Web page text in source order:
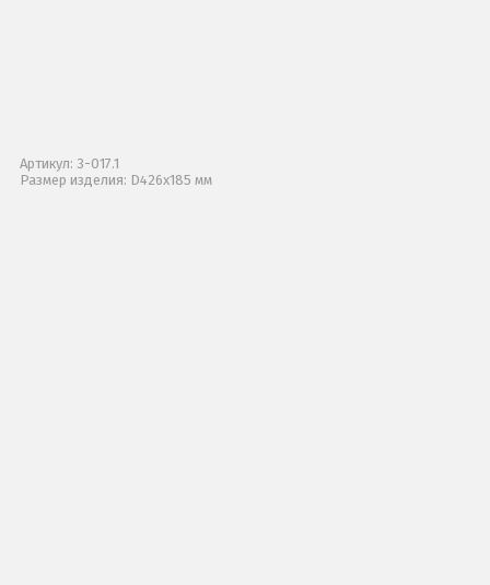
Артикул: 3-017.1
Размер изделия: D426х185 мм